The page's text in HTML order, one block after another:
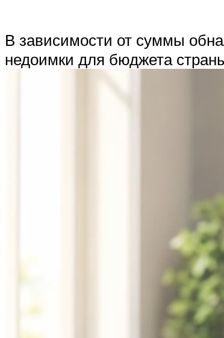
В зависимости от суммы
недоимки для бюджета